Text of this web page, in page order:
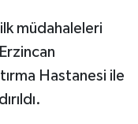
müdahaleleri
Hastanesi ile